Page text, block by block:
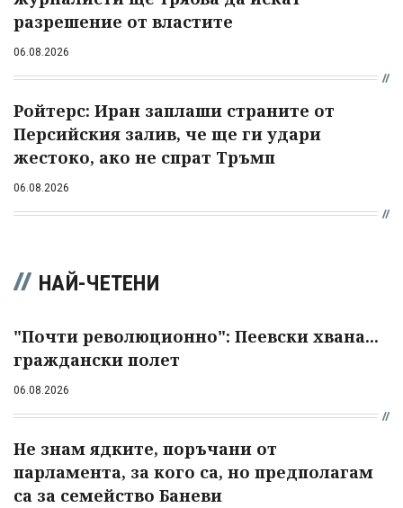
разрешение от властите
06.08.2026
Ройтерс: Иран заплаши страните от
Персийския залив, че ще ги удари
жестоко, ако не спрат Тръмп
06.08.2026
НАЙ-ЧЕТЕНИ
"Почти революционно": Пеевски хвана...
граждански полет
06.08.2026
Не знам ядките, поръчани от
парламента, за кого са, но предполагам
са за семейство Баневи